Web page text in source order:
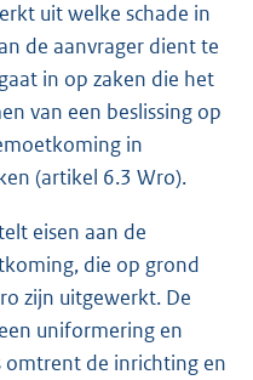
uit welke schade in
de aanvrager dient te
in op zaken die het
van een beslissing op
in
(artikel 6.3 Wro).
eisen aan de
die op grond
zijn uitgewerkt. De
uniformering en
omtrent de inrichting en